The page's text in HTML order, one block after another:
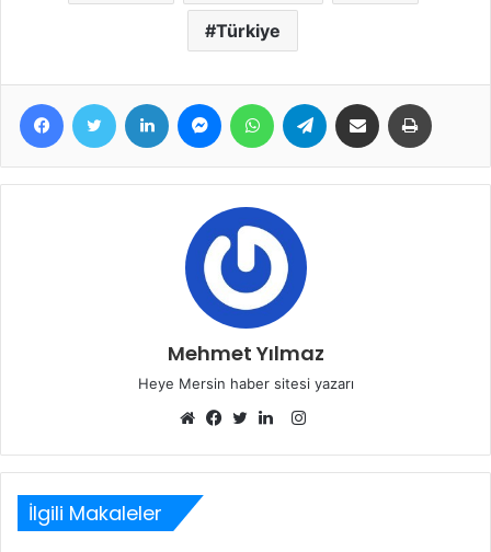
Türkiye
FacebookTwitter LinkedIn MessengerWhatsAppTelegram E-Posta ile paylaş
Mehmet Yılmaz
Heye Mersin haber sitesi yazarı
sitesi
Instagram
İlgili Makaleler